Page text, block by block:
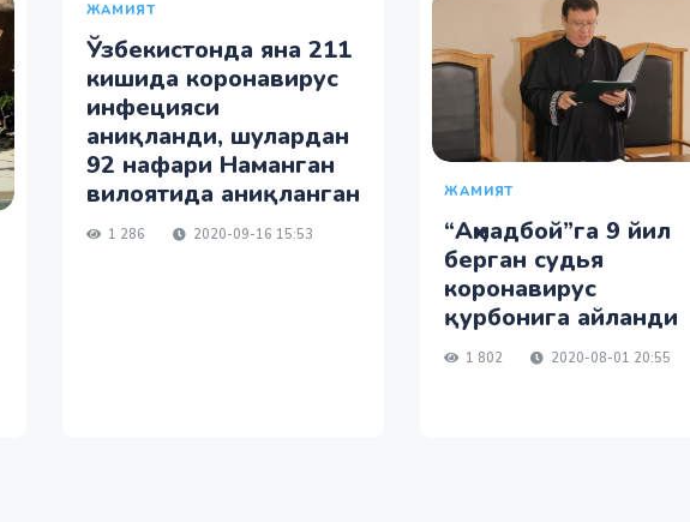
ЖАМИЯТ
Ўзбекистонда яна 211
кишида коронавирус
инфецияси
аниқланди, шулардан
92 нафари Наманган
вилоятида аниқланган
1 286 2020-09-16 15:53
ЖАМИЯТ
“Аҳмадбой”га 9 йил
берган судья
коронавирус
қурбонига айланди
1 802 2020-08-01 20:55